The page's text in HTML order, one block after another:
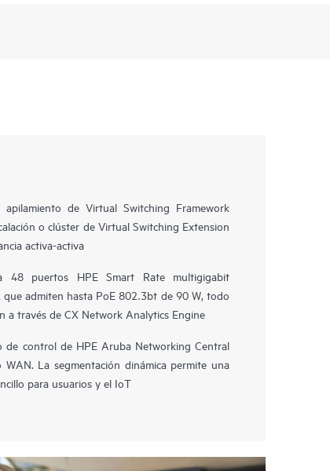
de Virtual Switching Framework
o clúster de Virtual Switching Extension
activa-activa
48 puertos HPE Smart Rate multigigabit
admiten hasta PoE 802.3bt de 90 W, todo
a través de CX Network Analytics Engine
de control de HPE Aruba Networking Central
WAN. La segmentación dinámica permite una
para usuarios y el IoT